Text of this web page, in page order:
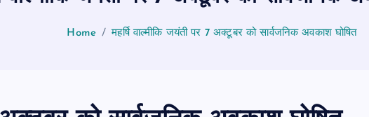
Home महर्षि वाल्मीकि जयंती पर 7 अक्टूबर को सार्वजनिक अवकाश घोषित